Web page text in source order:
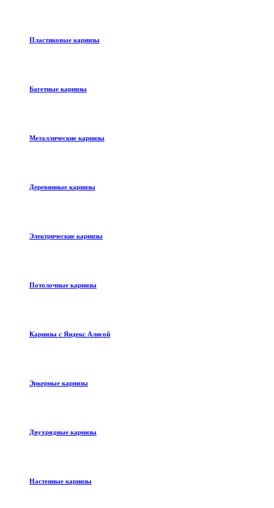
Пластиковые карнизы
Багетные карнизы
Металлические карнизы
Деревянные карнизы
Электрические карнизы
Потолочные карнизы
Карнизы с Яндекс Алисой
Эркерные карнизы
Двухрядные карнизы
Настенные карнизы